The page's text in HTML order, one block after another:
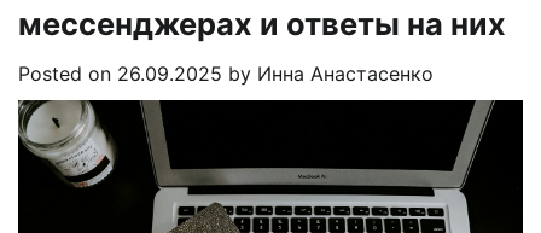
мессенджерах и ответы на них
Posted on 26.09.2025 by Инна Анастасенко